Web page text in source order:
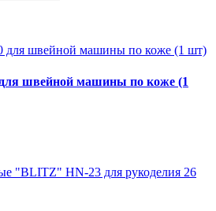
швейной машины по коже (1